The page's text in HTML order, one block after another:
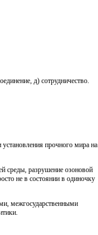
д) сотрудничество.
прочного мира на
среды, разрушение озоновой
не в состоянии в одиночку
межгосударственными